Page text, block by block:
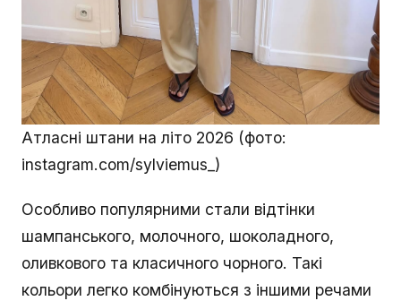
Атласні штани на літо 2026 (фото:
instagram.com/sylviemus_)
Особливо популярними стали відтінки
шампанського, молочного, шоколадного,
оливкового та класичного чорного. Такі
кольори легко комбінуються з іншими речами